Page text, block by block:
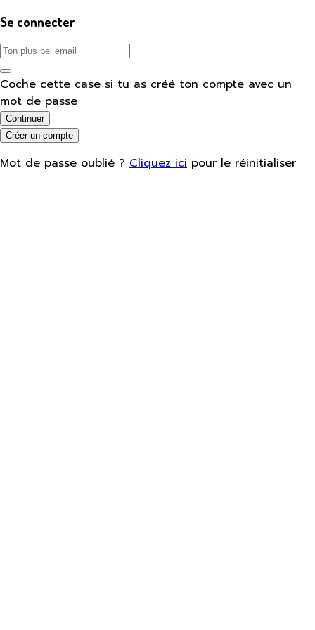
Se connecter
Coche cette case si tu as créé ton compte avec un
mot de passe
Continuer
Créer un compte
Mot de passe oublié ? Cliquez ici pour le réinitialiser